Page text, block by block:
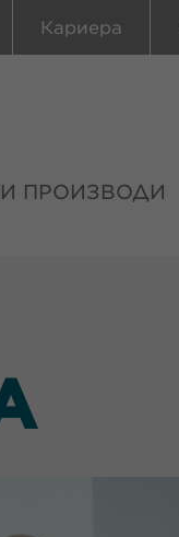
Кариера
ПРОИЗВОДИ